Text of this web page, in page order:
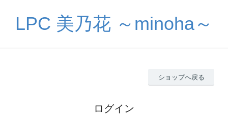
LPC 美乃花 ～minoha～
ショップへ戻る
ログイン